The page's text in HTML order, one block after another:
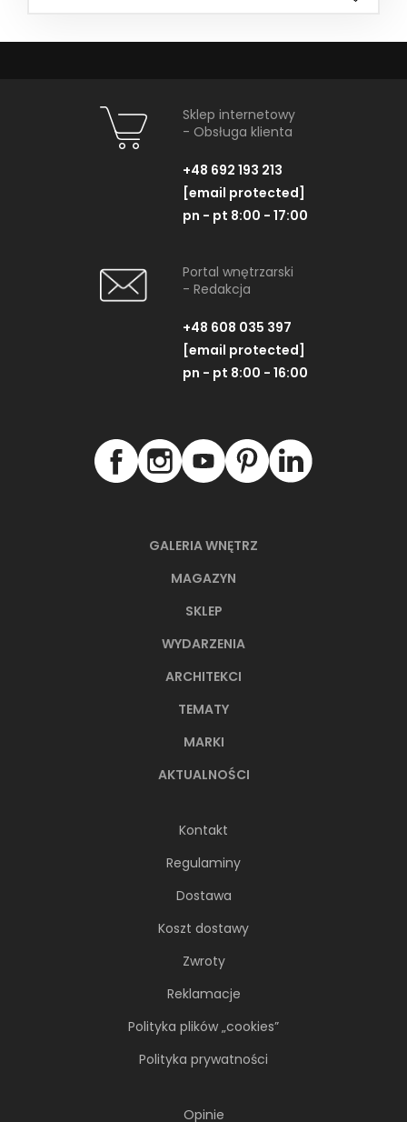
GALERIA WNĘTRZ
MAGAZYN
SKLEP
WYDARZENIA
ARCHITEKCI
TEMATY
MARKI
AKTUALNOŚCI
Kontakt
Regulaminy
Dostawa
Koszt dostawy
Zwroty
Reklamacje
Polityka plików „cookies”
Polityka prywatności
Opinie
Sklep internetowy
- Obsługa klienta
+48 692 193 213
[email protected]
pn - pt 8:00 - 17:00
Portal wnętrzarski
- Redakcja
+48 608 035 397
[email protected]
pn - pt 8:00 - 16:00